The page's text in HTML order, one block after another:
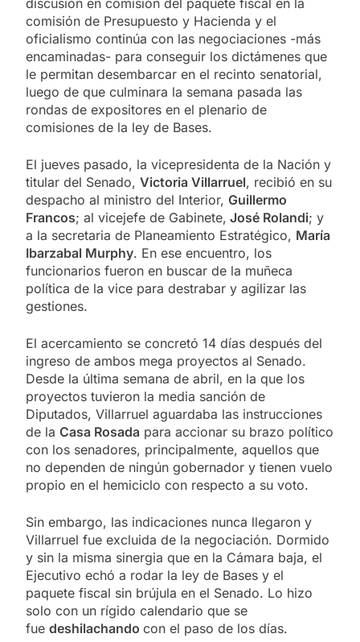
comisión de Presupuesto y Hacienda y el
oficialismo continúa con las negociaciones -más
encaminadas- para conseguir los dictámenes que
le permitan desembarcar en el recinto senatorial,
luego de que culminara la semana pasada las
rondas de expositores en el plenario de
comisiones de la ley de Bases.
El jueves pasado, la vicepresidenta de la Nación y
titular del Senado, Victoria Villarruel, recibió en su
despacho al ministro del Interior, Guillermo
Francos; al vicejefe de Gabinete, José Rolandi; y
a la secretaria de Planeamiento Estratégico, María
Ibarzabal Murphy. En ese encuentro, los
funcionarios fueron en buscar de la muñeca
política de la vice para destrabar y agilizar las
gestiones.
El acercamiento se concretó 14 días después del
ingreso de ambos mega proyectos al Senado.
Desde la última semana de abril, en la que los
proyectos tuvieron la media sanción de
Diputados, Villarruel aguardaba las instrucciones
de la Casa Rosada para accionar su brazo político
con los senadores, principalmente, aquellos que
no dependen de ningún gobernador y tienen vuelo
propio en el hemiciclo con respecto a su voto.
Sin embargo, las indicaciones nunca llegaron y
Villarruel fue excluida de la negociación. Dormido
y sin la misma sinergia que en la Cámara baja, el
Ejecutivo echó a rodar la ley de Bases y el
paquete fiscal sin brújula en el Senado. Lo hizo
solo con un rígido calendario que se
fue deshilachando con el paso de los días.